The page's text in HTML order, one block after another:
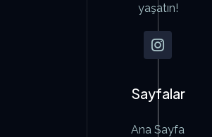
yaşatın!
Sayfalar
Ana Sayfa